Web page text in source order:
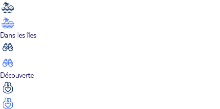
Dans les îles
Découverte